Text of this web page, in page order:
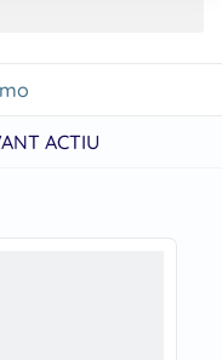
ACTIU